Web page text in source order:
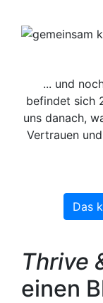
... und
befindet sich
uns danach,
Vertrauen
Das
Thrive
einen